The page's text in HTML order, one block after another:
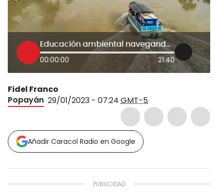
Educación ambiental navegando en el río Cauca
00:00:00 21:40
Fidel Franco
Popayán 29/01/2023 - 07:24 GMT-5
Añadir Caracol Radio en Google